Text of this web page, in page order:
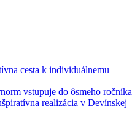
cesta k individuálnemu
vstupuje do ôsmeho ročníka
realizácia v Devínskej